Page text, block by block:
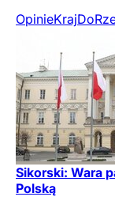
OpinieKraj
Sikorski: Wara
Polską